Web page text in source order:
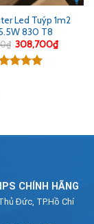
Led Tuýp 1m2
830 T8
₫ Giá
gốc
là:
308,700₫Giá
hiện
CHÍNH HÃNG
Đức, TP.Hồ Chí